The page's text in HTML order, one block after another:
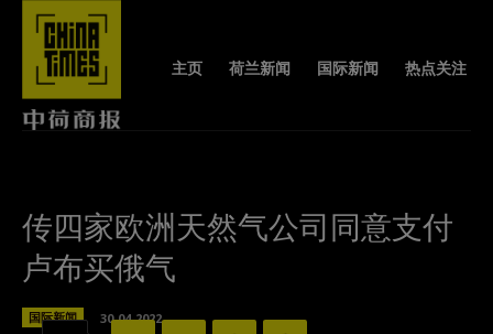
主页 荷兰新闻 国际新闻 热点关注
传四家欧洲天然气公司同意支付
卢布买俄气
国际新闻 30-04-2022